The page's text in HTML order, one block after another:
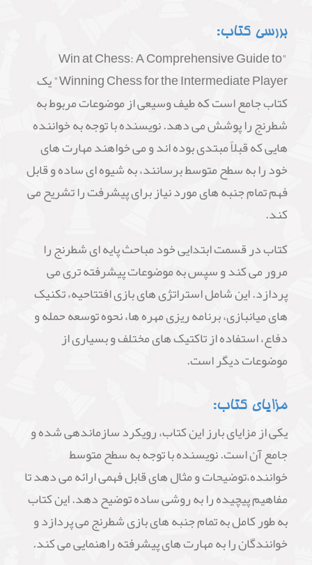
بررسی کتاب:
"Win at Chess: A Comprehensive Guide to
Winning Chess for the Intermediate Player" یک
کتاب جامع است که طیف وسیعی از موضوعات مربوط به
شطرنج را پوشش می دهد. نویسنده با توجه به خواننده
هایی که قبلاً مبتدی بوده اند و می خواهند مهارت های
خود را به سطح متوسط برسانند، به شیوه ای ساده و قابل
فهم تمام جنبه های مورد نیاز برای پیشرفت را تشریح می
کند.
کتاب در قسمت ابتدایی خود مباحث پایه ای شطرنج را
مرور می کند و سپس به موضوعات پیشرفته تری می
پردازد. این شامل استراتژی های بازی افتتاحیه، تکنیک
های میانبازی، برنامه ریزی مهره ها، نحوه توسعه حمله و
دفاع، استفاده از تاکتیک های مختلف و بسیاری از
موضوعات دیگر است.
مزایای کتاب:
یکی از مزایای بارز این کتاب، رویکرد سازماندهی شده و
جامع آن است. نویسنده با توجه به سطح متوسط
خواننده،توضیحات و مثال های قابل فهمی ارائه می دهد تا
مفاهیم پیچیده را به روشی ساده توضیح دهد. این کتاب
به طور کامل به تمام جنبه های بازی شطرنج می پردازد و
خوانندگان را به مهارت های پیشرفته راهنمایی می کند.